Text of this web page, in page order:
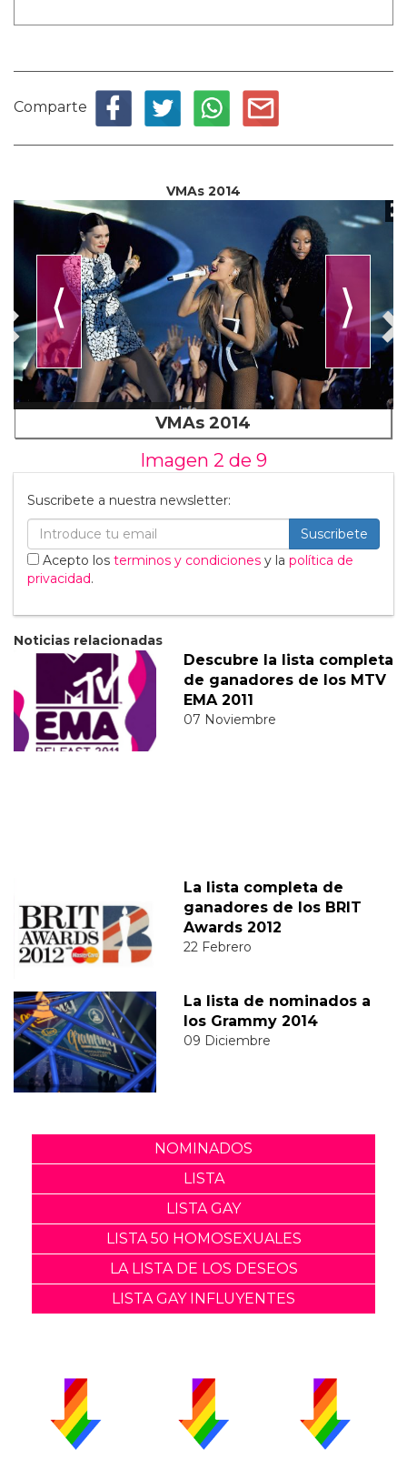
Comparte
VMAs 2014
⟨ ⟩
VMAs 2014
Imagen 2 de 9
Suscribete a nuestra newsletter:
Suscribete
Acepto los terminos y condiciones y la política de
privacidad.
Noticias relacionadas
Descubre la lista completa
de ganadores de los MTV
EMA 2011
07 Noviembre
La lista completa de
ganadores de los BRIT
Awards 2012
22 Febrero
La lista de nominados a
los Grammy 2014
09 Diciembre
NOMINADOS
LISTA
LISTA GAY
LISTA 50 HOMOSEXUALES
LA LISTA DE LOS DESEOS
LISTA GAY INFLUYENTES